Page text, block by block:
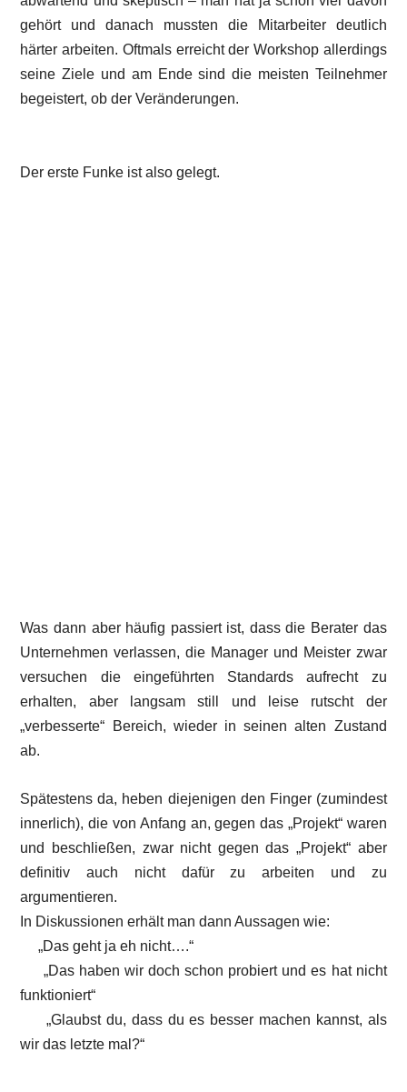
gehört und danach mussten die Mitarbeiter deutlich
härter arbeiten. Oftmals erreicht der Workshop allerdings
seine Ziele und am Ende sind die meisten Teilnehmer
begeistert, ob der Veränderungen.
Der erste Funke ist also gelegt.
Was dann aber häufig passiert ist, dass die Berater das
Unternehmen verlassen, die Manager und Meister zwar
versuchen die eingeführten Standards aufrecht zu
erhalten, aber langsam still und leise rutscht der
„verbesserte“ Bereich, wieder in seinen alten Zustand
ab.
Spätestens da, heben diejenigen den Finger (zumindest
innerlich), die von Anfang an, gegen das „Projekt“ waren
und beschließen, zwar nicht gegen das „Projekt“ aber
definitiv auch nicht dafür zu arbeiten und zu
argumentieren.
In Diskussionen erhält man dann Aussagen wie:
„Das geht ja eh nicht….“
„Das haben wir doch schon probiert und es hat nicht
funktioniert“
„Glaubst du, dass du es besser machen kannst, als
wir das letzte mal?“